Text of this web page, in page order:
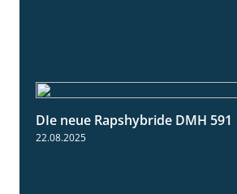
DIe neue Rapshybride DMH 591
22.08.2025